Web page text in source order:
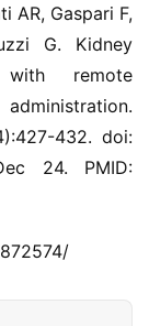
AR, Gaspari F,
G. Kidney
with remote
432. doi:
24. PMID: